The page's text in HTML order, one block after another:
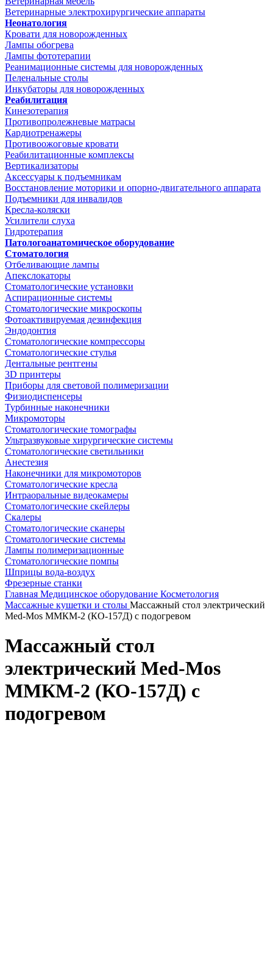
Ветеринарные электрохирургические аппараты
Неонатология
Кровати для новорожденных
Лампы обогрева
Лампы фототерапии
Реанимационные системы для новорожденных
Пеленальные столы
Инкубаторы для новорожденных
Реабилитация
Кинезотерапия
Противопролежневые матрасы
Кардиотренажеры
Противоожоговые кровати
Реабилитационные комплексы
Вертикализаторы
Аксессуары к подъемникам
Восстановление моторики и опорно-двигательного аппарата
Подъемники для инвалидов
Кресла-коляски
Усилители слуха
Гидротерапия
Патологоанатомическое оборудование
Стоматология
Отбеливающие лампы
Апекслокаторы
Стоматологические установки
Аспирационные системы
Стоматологические микроскопы
Фотоактивируемая дезинфекция
Эндодонтия
Стоматологические компрессоры
Стоматологические стулья
Дентальные рентгены
3D принтеры
Приборы для световой полимеризации
Физиодиспенсеры
Турбинные наконечники
Микромоторы
Стоматологические томографы
Ультразвуковые хирургические системы
Стоматологические светильники
Анестезия
Наконечники для микромоторов
Стоматологические кресла
Интраоральные видеокамеры
Стоматологические скейлеры
Скалеры
Стоматологические сканеры
Стоматологические системы
Лампы полимеризационные
Стоматологические помпы
Шприцы вода-воздух
Фрезерные станки
Главная Медицинское оборудование Косметология
Массажные кушетки и столы Массажный стол электричеcкий
Med-Mos ММКМ-2 (КО-157Д) c подогревом
Массажный стол
электричеcкий Med-Mos
ММКМ-2 (КО-157Д) c
подогревом